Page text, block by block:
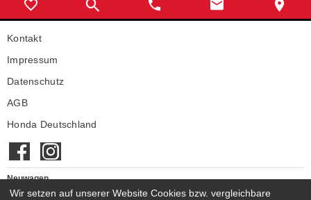
Kontakt
Impressum
Datenschutz
AGB
Honda Deutschland
Neuwagen
Honda Neuwagen
Wir setzen auf unserer Website Cookies bzw. vergleichbare